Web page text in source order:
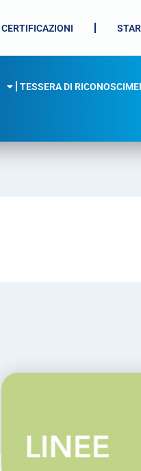
CERTIFICAZIONI
TESSERA DI